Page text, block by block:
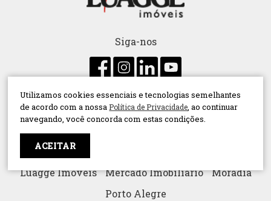
Siga-nos
Administração de condomínio
Aluguel
Compra
Conceitos
Dicas
Luagge Imóveis
Mercado Imobiliário
Moradia
Porto Alegre
Utilizamos cookies essenciais e tecnologias semelhantes
de acordo com a nossaPolítica de Privacidade, ao continuar
navegando, você concorda com estas condições.
ACEITAR